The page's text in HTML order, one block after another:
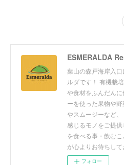
ESMERALDA
葉山の森戸海岸入
ルダです！ 有機栽
や食材をふんだん
ーを使った果物や
やスムージーなど
感じるモノをご提
を食べる事・飲む
が心よりお待ちして
フォロー